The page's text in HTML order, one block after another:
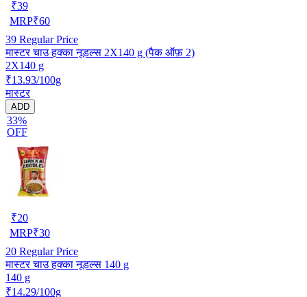
₹39
MRP₹60
39 Regular Price
मास्टर चाउ हक्का नूडल्स 2X140 g (पैक ऑफ़ 2)
2X140 g
₹13.93/100g
मास्टर
ADD
33%
OFF
₹20
MRP₹30
20 Regular Price
मास्टर चाउ हक्का नूडल्स 140 g
140 g
₹14.29/100g